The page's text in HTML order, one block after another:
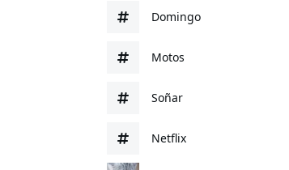
Domingo
Motos
Soñar
Netflix